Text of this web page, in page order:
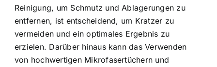
Reinigung, um Schmutz und Ablagerungen zu
entfernen, ist entscheidend, um Kratzer zu
vermeiden und ein optimales Ergebnis zu
erzielen. Darüber hinaus kann das Verwenden
von hochwertigen Mikrofasertüchern und